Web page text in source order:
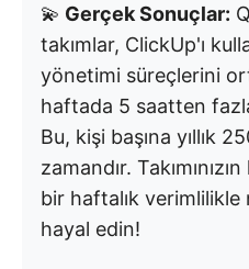
💫 Gerçek Sonuçlar:
takımlar, ClickUp'ı
yönetimi süreçlerini
haftada 5 saatten
Bu, kişi başına yıllık
zamandır.
bir haftalık
hayal edin!